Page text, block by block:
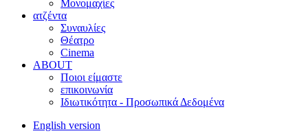
Μονομαχίες
ατζέντα
Συναυλίες
Θέατρο
Cinema
ABOUT
Ποιοι είμαστε
επικοινωνία
Ιδιωτικότητα - Προσωπικά Δεδομένα
English version